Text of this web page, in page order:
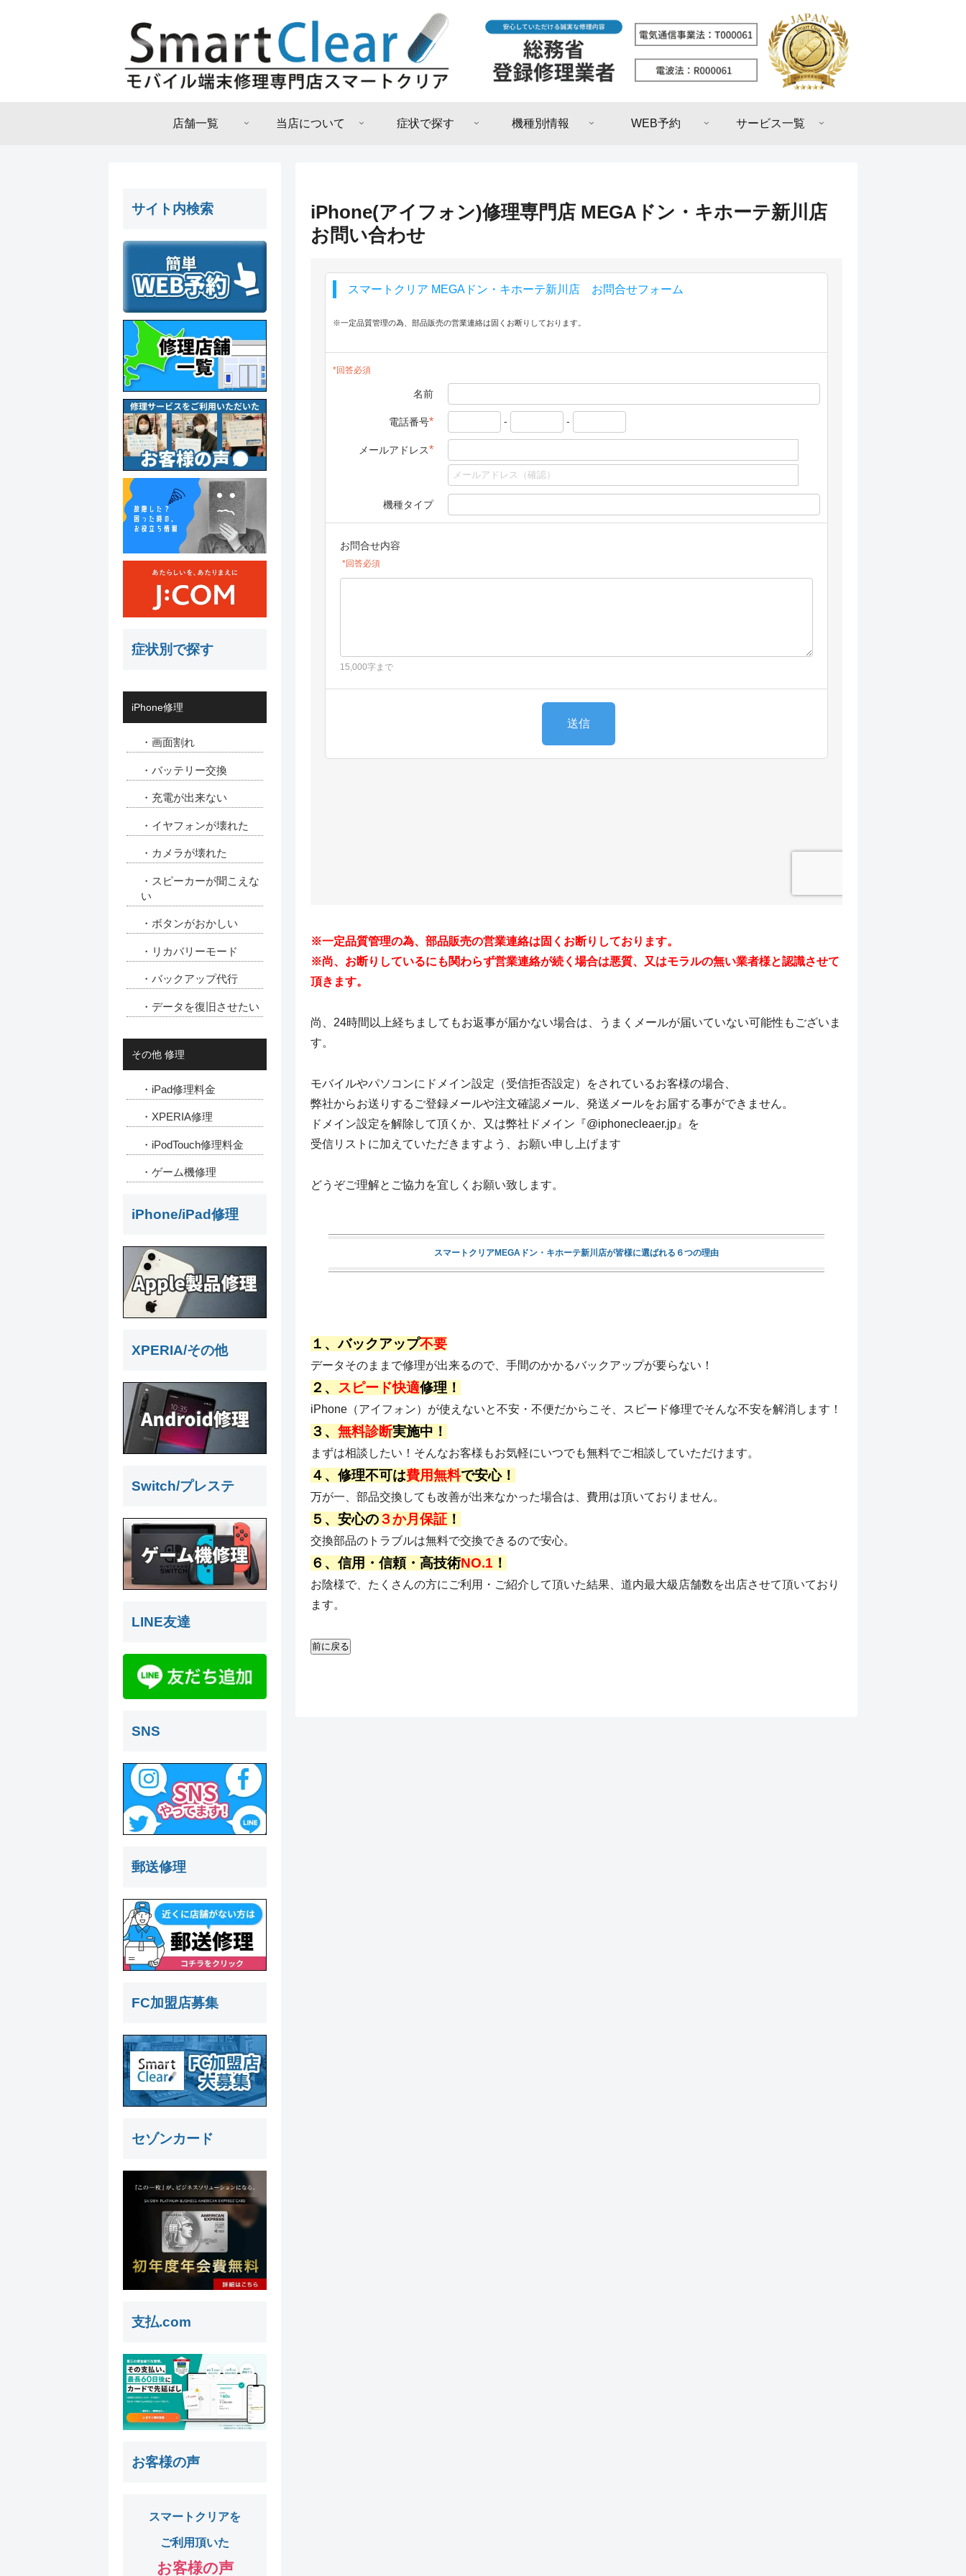
店舗一覧 当店について 症状で探す 機種別情報 WEB予約 サービス一覧
iPhone(アイフォン)修理専門店 MEGAドン・キホーテ新川店
お問い合わせ
※一定品質管理の為、部品販売の営業連絡は固くお断りしております。
※尚、お断りしているにも関わらず営業連絡が続く場合は悪質、又はモラルの無い業者様と認識させて
頂きます。
尚、24時間以上経ちましてもお返事が届かない場合は、うまくメールが届いていない可能性もございま
す。
モバイルやパソコンにドメイン設定（受信拒否設定）をされているお客様の場合、
弊社からお送りするご登録メールや注文確認メール、発送メールをお届する事ができません。
ドメイン設定を解除して頂くか、又は弊社ドメイン『@iphonecleaer.jp』を
受信リストに加えていただきますよう、お願い申し上げます
どうぞご理解とご協力を宜しくお願い致します。
スマートクリアMEGAドン・キホーテ新川店が皆様に選ばれる６つの理由
１、バックアップ不要
データそのままで修理が出来るので、手間のかかるバックアップが要らない！
２、 スピード快適修理！
iPhone（アイフォン）が使えないと不安・不便だからこそ、スピード修理でそんな不安を解消します！
３、 無料診断実施中！
まずは相談したい！そんなお客様もお気軽にいつでも無料でご相談していただけます。
４、修理不可は費用無料で安心！
万が一、部品交換しても改善が出来なかった場合は、費用は頂いておりません。
５、安心の３か月保証 ！
交換部品のトラブルは無料で交換できるので安心。
６、信用・信頼・高技術NO.1 ！
お陰様で、たくさんの方にご利用・ご紹介して頂いた結果、道内最大級店舗数を出店させて頂いており
ます。
サイト内検索
症状別で探す
iPhone修理
・画面割れ
・バッテリー交換
・充電が出来ない
・イヤフォンが壊れた
・カメラが壊れた
・スピーカーが聞こえな
い
・ボタンがおかしい
・リカバリーモード
・バックアップ代行
・データを復旧させたい
その他 修理
・iPad修理料金
・XPERIA修理
・iPodTouch修理料金
・ゲーム機修理
iPhone/iPad修理
XPERIA/その他
Switch/プレステ
LINE友達
SNS
郵送修理
FC加盟店募集
セゾンカード
支払.com
お客様の声
スマートクリアを
ご利用頂いた
お客様の声